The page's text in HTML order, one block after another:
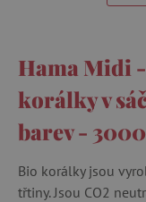
Hama Midi
korálky v
barev -
Bio korálky jsou
třtiny. Jsou CO2